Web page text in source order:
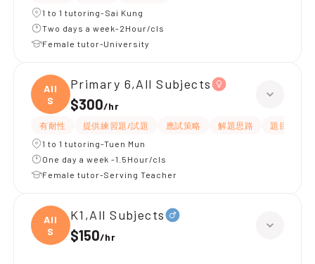
1 to 1 tutoring-Sai Kung
Two days a week-2Hour/cls
Female tutor-University
All
S
Primary 6,All Subjects
$300/hr
有耐性 提供練習題/試題 應試策略 解題思路
題目講解
1 to 1 tutoring-Tuen Mun
One day a week -1.5Hour/cls
Female tutor-Serving Teacher
All
S
K1,All Subjects
$150/hr